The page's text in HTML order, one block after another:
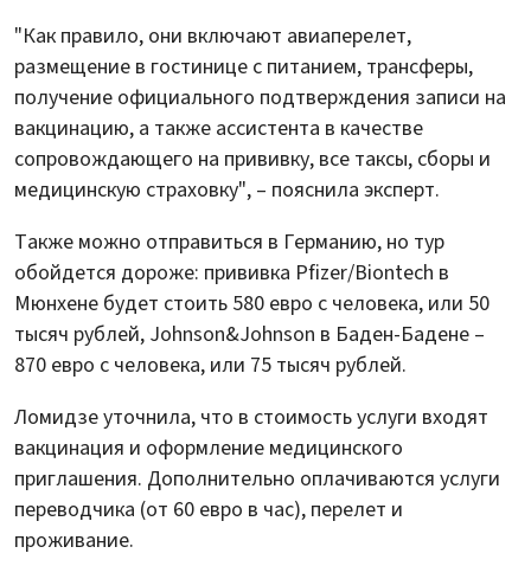
"Как правило, они включают авиаперелет,
размещение в гостинице с питанием, трансферы,
получение официального подтверждения записи на
вакцинацию, а также ассистента в качестве
сопровождающего на прививку, все таксы, сборы и
медицинскую страховку", – пояснила эксперт.
Также можно отправиться в Германию, но тур
обойдется дороже: прививка Pfizer/Biontech в
Мюнхене будет стоить 580 евро с человека, или 50
тысяч рублей, Johnson&Johnson в Баден-Бадене –
870 евро с человека, или 75 тысяч рублей.
Ломидзе уточнила, что в стоимость услуги входят
вакцинация и оформление медицинского
приглашения. Дополнительно оплачиваются услуги
переводчика (от 60 евро в час), перелет и
проживание.